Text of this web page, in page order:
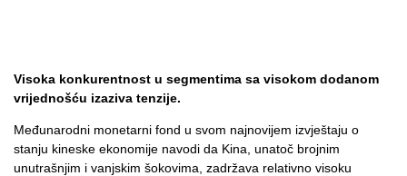
Visoka konkurentnost u segmentima sa visokom dodanom
vrijednošću izaziva tenzije.
Međunarodni monetarni fond u svom najnovijem izvještaju o
stanju kineske ekonomije navodi da Kina, unatoč brojnim
unutrašnjim i vanjskim šokovima, zadržava relativno visoku